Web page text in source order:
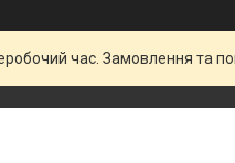
час. Замовлення та